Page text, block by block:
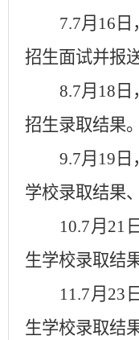
7.7月 16
招生面试并报
8.7月 18
招生录取结果。
9.7月 19
学校录取结果
10.7月 21
生学校录取结
11.7月 23
生学校录取结